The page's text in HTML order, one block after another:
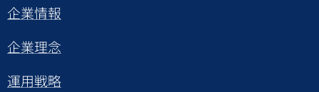
企業情報
企業理念
運用戦略